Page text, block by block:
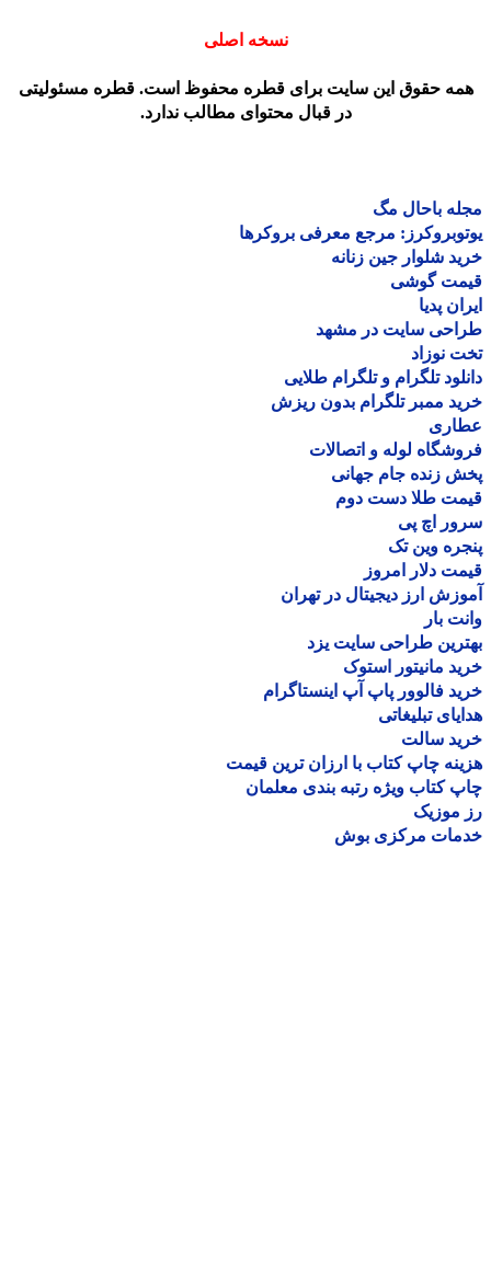
نسخه اصلی
حقوق این سایت برای قطره محفوظ است. قطره مسئولیتی
در قبال محتوای مطالب ندارد.
باحال مگ
مرجع معرفی بروکرها
شلوار جین زنانه
گوشی
پدیا
سایت در مشهد
نوزاد
تلگرام و تلگرام طلایی
ممبر تلگرام بدون ریزش
لوله و اتصالات
زنده جام جهانی
طلا دست دوم
اچ پی
وین تک
دلار امروز
ارز دیجیتال در تهران
بار
طراحی سایت یزد
مانیتور استوک
فالوور پاپ آپ اینستاگرام
تبلیغاتی
سالت
چاپ کتاب با ارزان ترین قیمت
کتاب ویژه رتبه بندی معلمان
موزیک
مرکزی بوش